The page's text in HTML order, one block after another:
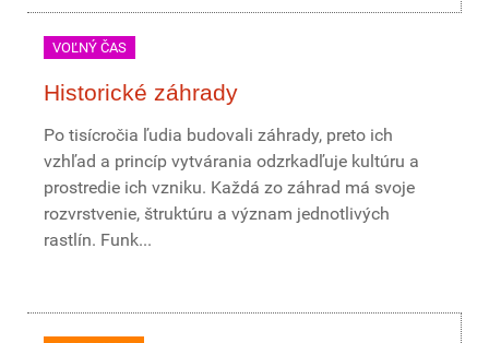
VOĽNÝ ČAS
Historické záhrady
Po tisícročia ľudia budovali záhrady, preto ich
vzhľad a princíp vytvárania odzrkadľuje kultúru a
prostredie ich vzniku. Každá zo záhrad má svoje
rozvrstvenie, štruktúru a význam jednotlivých
rastlín. Funk...